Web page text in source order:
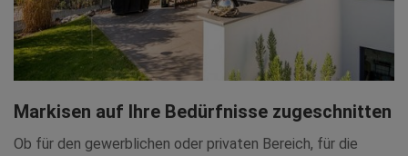
Markisen auf Ihre Bedürfnisse zugeschnitten
Ob für den gewerblichen oder privaten Bereich, für die